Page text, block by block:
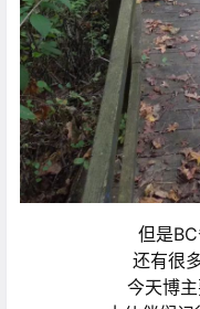
但是
还有很
今天博